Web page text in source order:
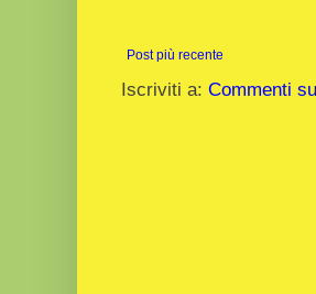
Post più recente
Iscriviti a: Commenti